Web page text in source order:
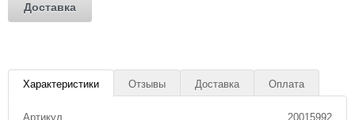
Доставка
Характеристики Отзывы Доставка Оплата
Артикул 20015992